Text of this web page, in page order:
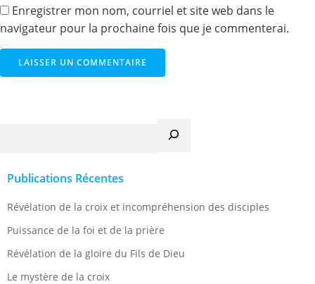
Enregistrer mon nom, courriel et site web dans le
navigateur pour la prochaine fois que je commenterai.
Publications Récentes
Révélation de la croix et incompréhension des disciples
Puissance de la foi et de la prière
Révélation de la gloire du Fils de Dieu
Le mystère de la croix